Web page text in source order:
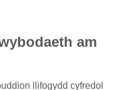
am
llifogydd cyfredol